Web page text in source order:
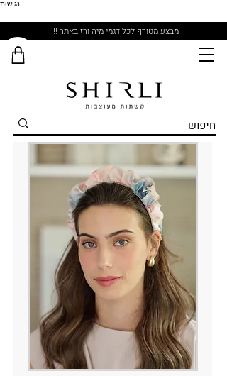
נגישות
מבצע מטורף לכל דגמי מיה ורז באתר !!!